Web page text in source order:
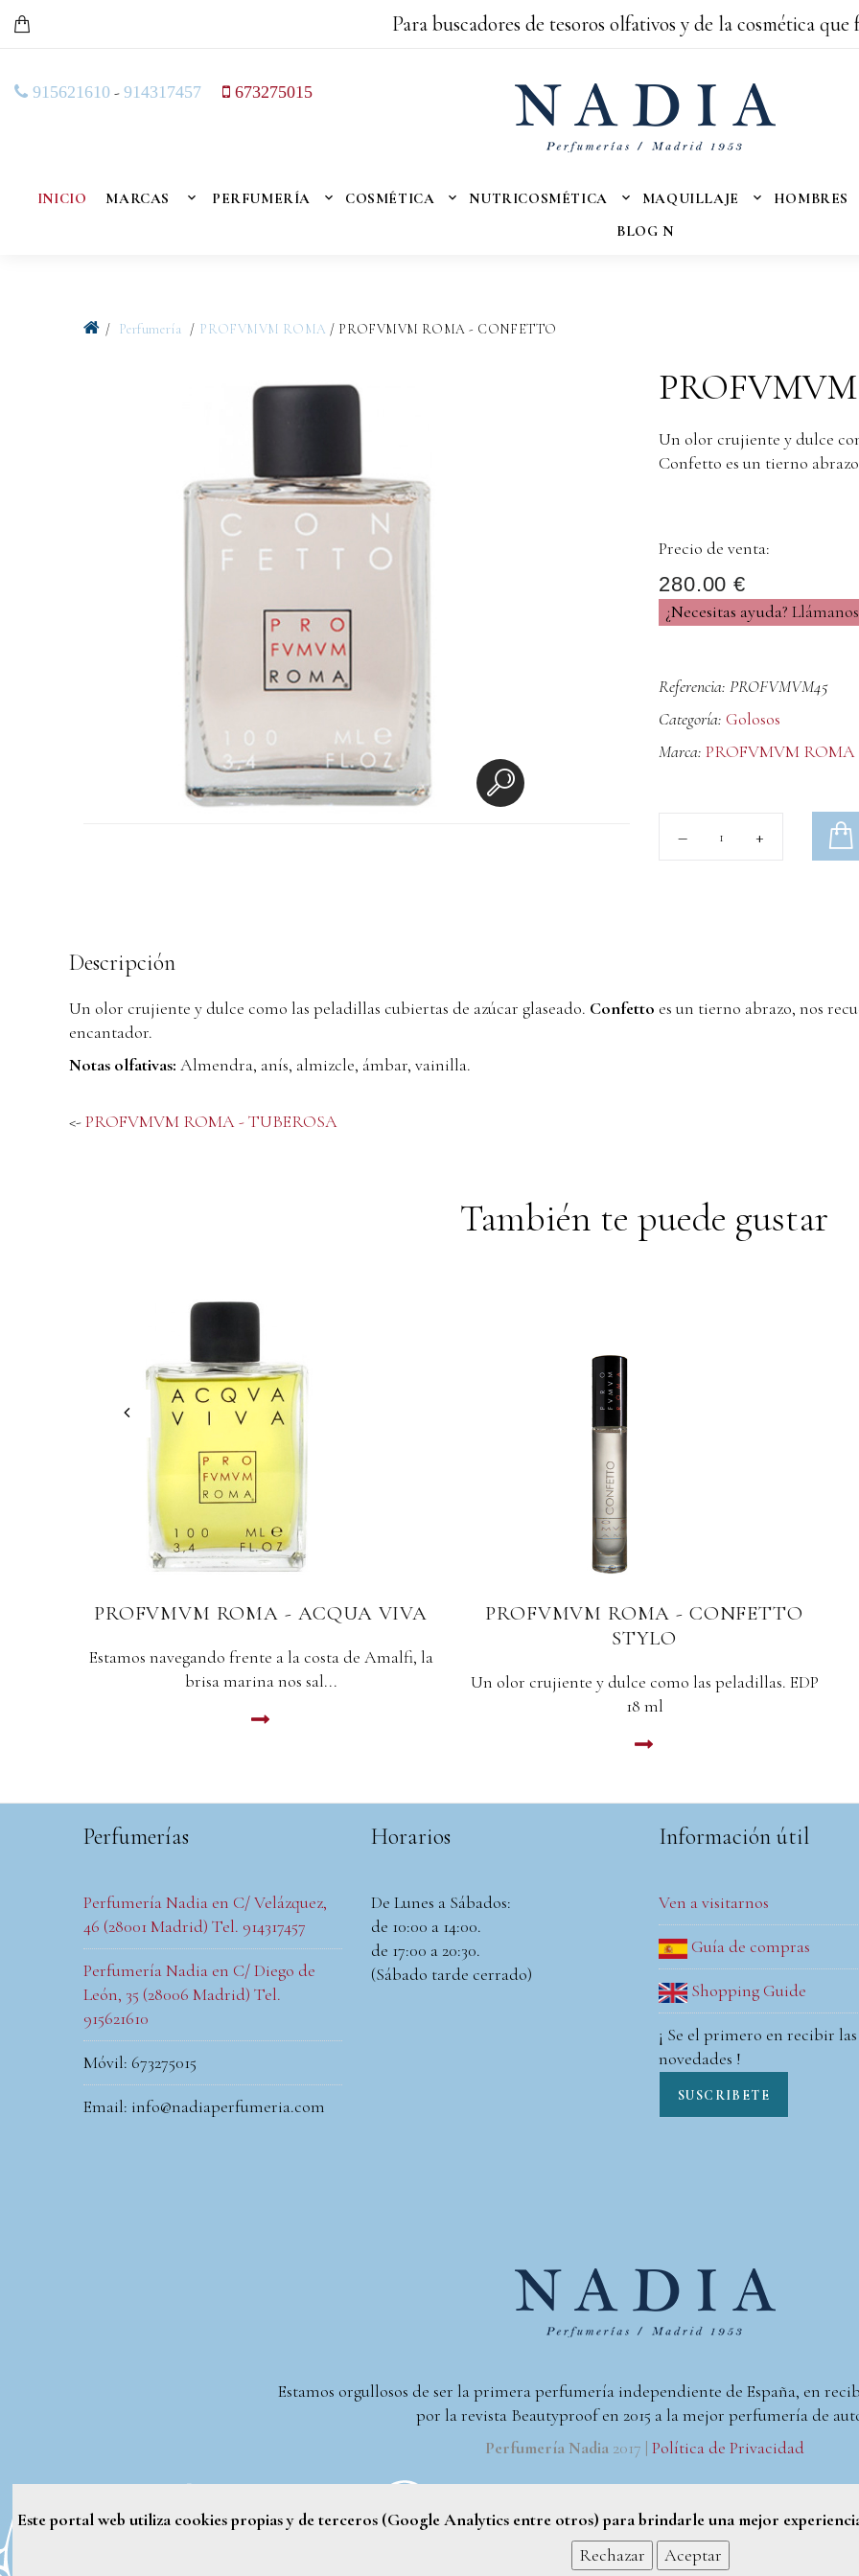
Para buscadores de tesoros olfativos y de la cosmética que
915621610 - 914317457 673275015
INICIO MARCAS PERFUMERÍA COSMÉTICA NUTRICOSMÉTICA MAQUILLAJE HOMBRES
BLOG N
Perfumería PROFVMVM ROMA / PROFVMVM ROMA - CONFETTO
Un olor crujiente y dulce
Confetto es un tierno
Precio de venta:
280.00 €
¿Necesitas ayuda? Llámanos
Referencia: PROFVMVM45
Categoría: Golosos
Marca: PROFVMVM ROMA
Descripción
Un olor crujiente y dulce como las peladillas cubiertas de azúcar glaseado. Confetto es un tierno abrazo, nos
encantador.
Notas olfativas: Almendra, anís, almizcle, ámbar, vainilla.
<-PROFVMVM ROMA - TUBEROSA
También te puede gustar
PROFVMVM ROMA - CONFETTO
Un olor crujiente y dulce como las peladillas. EDP
PROFVMVM ROMA - SOAVISSIMA
con un vestido de seda. E...
Horarios
De Lunes a Sábados:
de 10:00 a 14:00.
de 17:00 a 20:30.
(Sábado tarde cerrado)
Información útil
Ven a visitarnos
Guía de compras
Shopping Guide
¡ Se el primero en recibir las
novedades !
SUSCRIBETE
Perfumerías
Perfumería Nadia en C/ Velázquez,
46 (28001 Madrid) Tel. 914317457
Perfumería Nadia en C/ Diego de
León, 35 (28006 Madrid) Tel.
915621610
Móvil: 673275015
Email: info@nadiaperfumeria.com
Estamos orgullosos de ser la primera perfumería independiente de España, en
por la revista Beautyproof en 2015 a la mejor perfumería de
Perfumería Nadia2017 | Política de Privacidad
Este portal web utiliza cookies propias y de terceros (Google Analytics entre otros) para brindarle una mejor
Rechazar
Aceptar